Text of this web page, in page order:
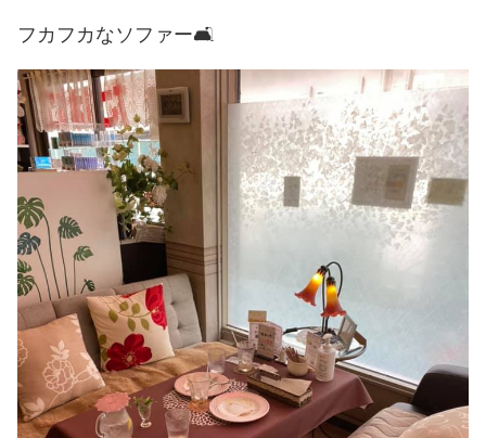
フカフカなソファー🛋